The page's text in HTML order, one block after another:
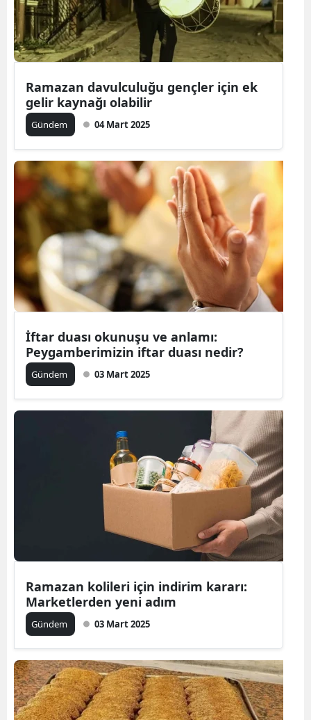
Ramazan davulculuğu gençler için ek
gelir kaynağı olabilir
Gündem 04 Mart 2025
İftar duası okunuşu ve anlamı:
Peygamberimizin iftar duası nedir?
Gündem 03 Mart 2025
Ramazan kolileri için indirim kararı:
Marketlerden yeni adım
Gündem 03 Mart 2025